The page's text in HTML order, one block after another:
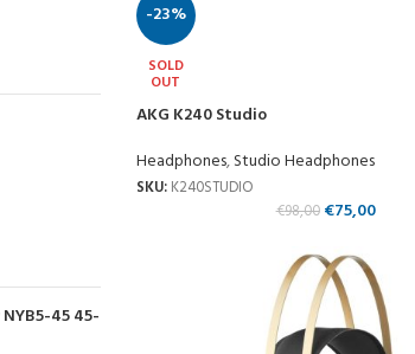
45 45-
-23%
SOLD
OUT
AKG K240 Studio
Headphones,Studio Headphones
SKU: K240STUDIO
€98,00 €75,00